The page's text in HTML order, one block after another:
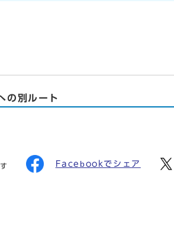
の別ルート
Facebookでシェア